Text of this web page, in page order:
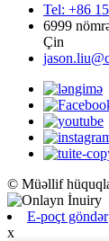
Tel: +86
6999
Çin
© Müəllif
E-poçt göndər
x